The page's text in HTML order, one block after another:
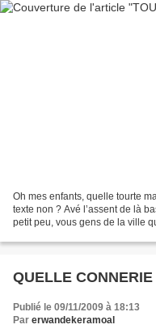
Oh mes enfants, quelle tourte
texte non ? Avé l’assent de là
petit peu, vous gens de la ville
QUELLE
Publié le 09/11/2009 à 18:13
Par erwandekeramoal